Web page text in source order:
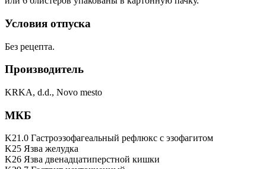
Условия отпуска
Без рецепта.
Производитель
KRKA, d.d., Novo mesto
МКБ
K21.0 Гастроэзофагеальный рефлюкс с эзофагитом
K25 Язва желудка
K26 Язва двенадцатиперстной кишки